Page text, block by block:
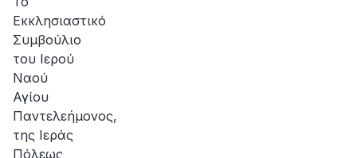
βλάβης
Εκκλησιαστικό
Συμβούλιο
του Ιερού
Ναού
Αγίου
Παντελεήμονος,
της Ιεράς
Πόλεως